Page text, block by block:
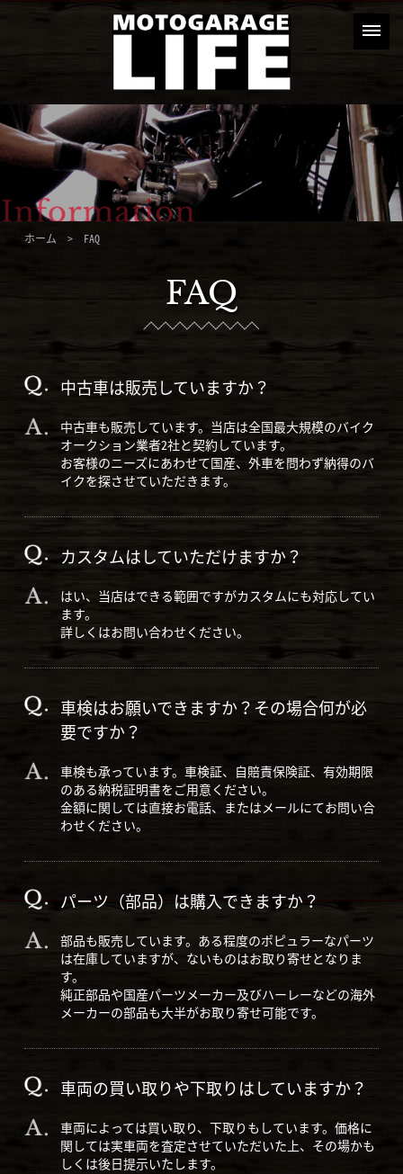
ホーム > FAQ
FAQ
中古車は販売していますか？
中古車も販売しています。当店は全国最大規模のバイク
オークション業者2社と契約しています。
お客様のニーズにあわせて国産、外車を問わず納得のバ
イクを探させていただきます。
カスタムはしていただけますか？
はい、当店はできる範囲ですがカスタムにも対応してい
ます。
詳しくはお問い合わせください。
車検はお願いできますか？その場合何が必
要ですか？
車検も承っています。車検証、自賠責保険証、有効期限
のある納税証明書をご用意ください。
金額に関しては直接お電話、またはメールにてお問い合
わせください。
パーツ（部品）は購入できますか？
部品も販売しています。ある程度のポピュラーなパーツ
は在庫していますが、ないものはお取り寄せとなりま
す。
純正部品や国産パーツメーカー及びハーレーなどの海外
メーカーの部品も大半がお取り寄せ可能です。
車両の買い取りや下取りはしていますか？
車両によっては買い取り、下取りもしています。価格に
関しては実車両を査定させていただいた上、その場かも
しくは後日提示いたします。